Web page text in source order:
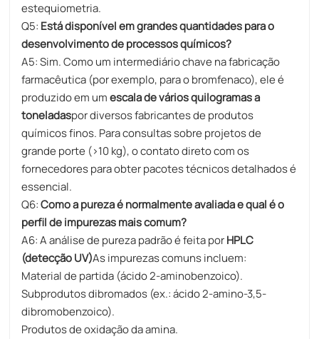
estequiometria.
Q5: Está disponível em grandes quantidades para o
desenvolvimento de processos químicos?
A5: Sim. Como um intermediário chave na fabricação
farmacêutica (por exemplo, para o bromfenaco), ele é
produzido em umescala de vários quilogramas a
toneladaspor diversos fabricantes de produtos
químicos finos. Para consultas sobre projetos de
grande porte (>10 kg), o contato direto com os
fornecedores para obter pacotes técnicos detalhados é
essencial.
Q6:Como a pureza é normalmente avaliada e qual é o
perfil de impurezas mais comum?
A6: A análise de pureza padrão é feita porHPLC
(detecção UV)As impurezas comuns incluem:
Material de partida (ácido 2-aminobenzoico).
Subprodutos dibromados (ex.: ácido 2-amino-3,5-
dibromobenzoico).
Produtos de oxidação da amina.